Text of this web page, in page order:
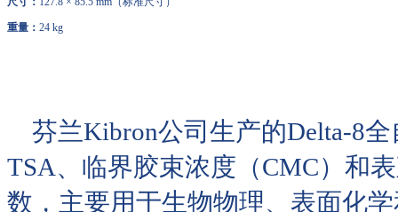
重量： 24 kg
芬兰Kibron公司生产的Delta-8
TSA、临界胶束浓度（CMC）和
数，主要用于生物物理、表面化